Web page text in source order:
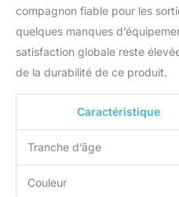
compagnon fiable pour les
quelques manques
satisfaction globale reste
de la durabilité de ce produit.
Caractéristique
Tranche d’âge
Couleur